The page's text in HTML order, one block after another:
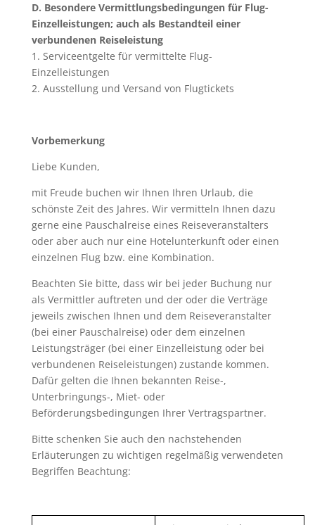
D. Besondere Vermittlungsbedingungen für Flug-
Einzelleistungen; auch als Bestandteil einer
verbundenen Reiseleistung
1. Serviceentgelte für vermittelte Flug-
Einzelleistungen
2. Ausstellung und Versand von Flugtickets
Vorbemerkung
Liebe Kunden,
mit Freude buchen wir Ihnen Ihren Urlaub, die
schönste Zeit des Jahres. Wir vermitteln Ihnen dazu
gerne eine Pauschalreise eines Reiseveranstalters
oder aber auch nur eine Hotelunterkunft oder einen
einzelnen Flug bzw. eine Kombination.
Beachten Sie bitte, dass wir bei jeder Buchung nur
als Vermittler auftreten und der oder die Verträge
jeweils zwischen Ihnen und dem Reiseveranstalter
(bei einer Pauschalreise) oder dem einzelnen
Leistungsträger (bei einer Einzelleistung oder bei
verbundenen Reiseleistungen) zustande kommen.
Dafür gelten die Ihnen bekannten Reise-,
Unterbringungs-, Miet- oder
Beförderungsbedingungen Ihrer Vertragspartner.
Bitte schenken Sie auch den nachstehenden
Erläuterungen zu wichtigen regelmäßig verwendeten
Begriffen Beachtung: